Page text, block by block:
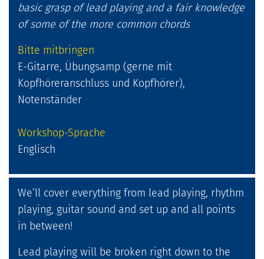
basic grasp of lead playing and a fair knowledge
of some of the more common chords
Bitte mitbringen
E-Gitarre, Übungsamp (gerne mit
Kopfhöreranschluss und Kopfhörer),
Notenständer
Workshop-Sprache
Englisch
We’ll cover everything from lead playing, rhythm
playing, guitar sound and set up and all points
in between!
Lead playing will be broken right down to the